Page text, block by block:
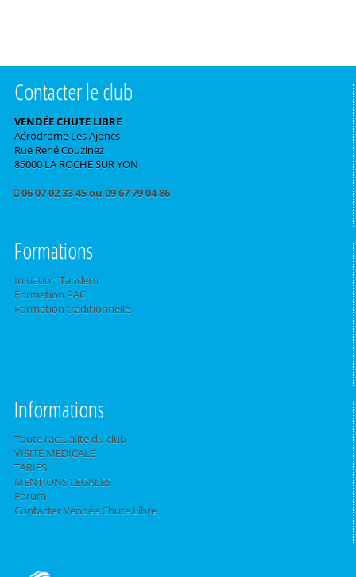
Contacter le club
VENDÉE CHUTE LIBRE
Aérodrome Les Ajoncs
Rue René Couzinez
85000 LA ROCHE SUR YON
06 07 02 33 45 ou 09 67 79 04 86
Formations
Initiation Tandem
Formation PAC
Formation traditionnelle
Informations
Toute l’actualité du club
VISITE MEDICALE
TARIFS
MENTIONS LEGALES
Forum
Contacter Vendée Chute Libre